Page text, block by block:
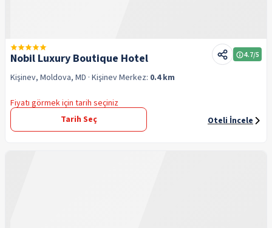
Nobil Luxury Boutique Hotel 4.7/5
Kişinev, Moldova, MD · KişinevMerkez: 0.4 km
Fiyatı görmek için tarih seçiniz
Tarih Seç
Oteli İncele